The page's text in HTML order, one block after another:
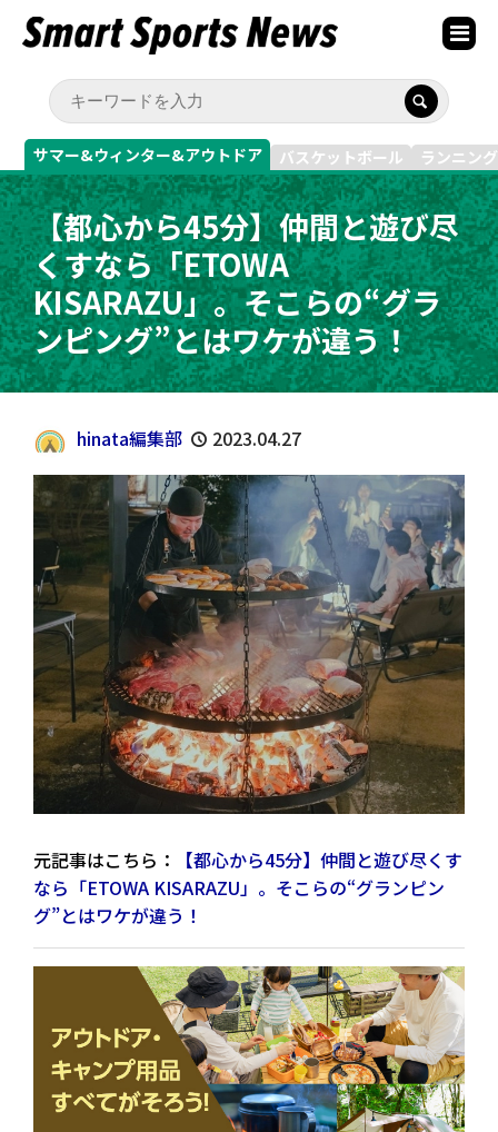
サマー&ウィンター&アウトドア バスケットボール ランニン
【都心から45分】仲間と遊び尽
くすなら「ETOWA
KISARAZU」。そこらの“グラ
ンピング”とはワケが違う！
hinata編集部 2023.04.27
元記事はこちら：
【都心から45分】仲間と遊び尽くす
なら「ETOWA KISARAZU」。そこらの“グランピン
グ”とはワケが違う！